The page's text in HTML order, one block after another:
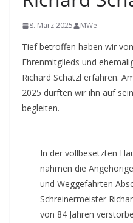
8. März 2025 MWe
Tief betroffen haben wir
Ehrenmitglieds und
Richard Schätzl erfahren.
2025 durften wir ihn auf
begleiten.
In der vollbesetzten
nahmen die
und Weggefährten
Schreinermeister
von 84 Jahren